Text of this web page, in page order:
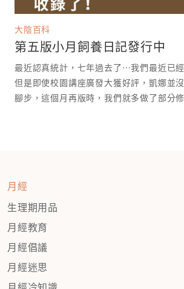
大陰百科
第五版小月飼養日記發行中
最近認真統計，七年過去了⋯我們最近已
但是即使校園講座廣發大獲好評，凱娜並
腳步，這個月再版時，我們就多做了部分
月經
生理期用品
月經教育
月經倡議
月經迷思